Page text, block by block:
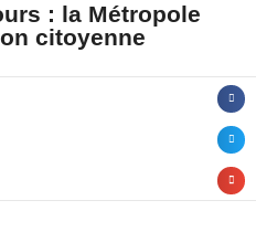
: la Métropole
citoyenne